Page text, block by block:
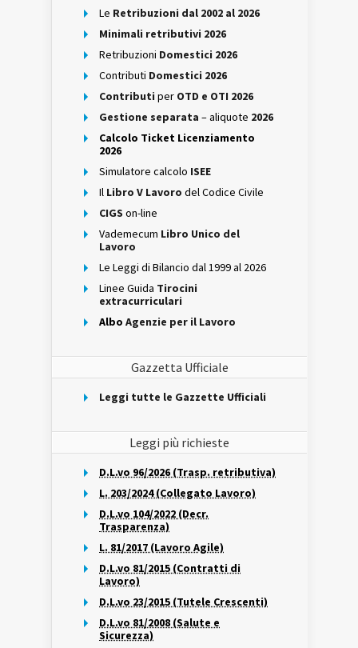
Le Retribuzioni dal 2002 al 2026
Minimali retributivi 2026
Retribuzioni Domestici 2026
Contributi Domestici 2026
Contributi per OTD e OTI 2026
Gestione separata – aliquote 2026
Calcolo Ticket Licenziamento
2026
Simulatore calcolo ISEE
Il Libro V Lavoro del Codice Civile
CIGS on-line
Vademecum Libro Unico del
Lavoro
Le Leggi di Bilancio dal 1999 al 2026
Linee Guida Tirocini
extracurriculari
Albo Agenzie per il Lavoro
Gazzetta Ufficiale
Leggi tutte le Gazzette Ufficiali
Leggi più richieste
D.L.vo 96/2026 (Trasp. retributiva)
L. 203/2024 (Collegato Lavoro)
D.L.vo 104/2022 (Decr.
Trasparenza)
L. 81/2017 (Lavoro Agile)
D.L.vo 81/2015 (Contratti di
Lavoro)
D.L.vo 23/2015 (Tutele Crescenti)
D.L.vo 81/2008 (Salute e
Sicurezza)